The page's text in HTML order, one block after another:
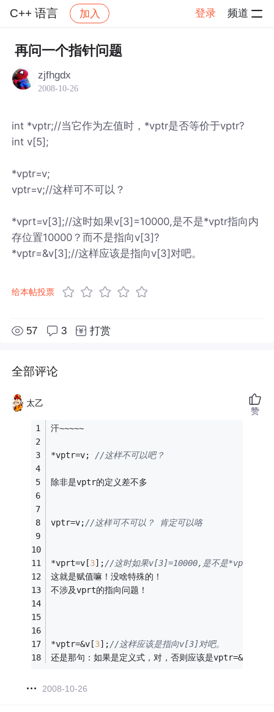
C++ 语言 加入 登录 频道
社区 C++ 语言 帖子详情
再问一个指针问题
zjfhgdx
2008-10-26
int *vptr;//当它作为左值时，*vptr是否等价于vptr?
int v[5];
*vptr=v;
vptr=v;//这样可不可以？
*vprt=v[3];//这时如果v[3]=10000,是不是*vptr指向内
存位置10000？而不是指向v[3]?
*vptr=&v[3];//这样应该是指向v[3]对吧。
给本帖投票
57 3 打赏
全部评论
太乙
汗~~~~~
*vptr=v; //这样不可以吧？
除非是vptr的定义差不多
vptr=v;//这样可不可以？ 肯定可以咯
*vprt=v[3];//这时如果v[3]=10000,是不是*vptr指向
这就是赋值嘛！没啥特殊的！
不涉及vprt的指向问题！
*vptr=&v[3];//这样应该是指向v[3]对吧。
还是那句：如果是定义式，对，否则应该是vptr=&v[
2008-10-26
赞